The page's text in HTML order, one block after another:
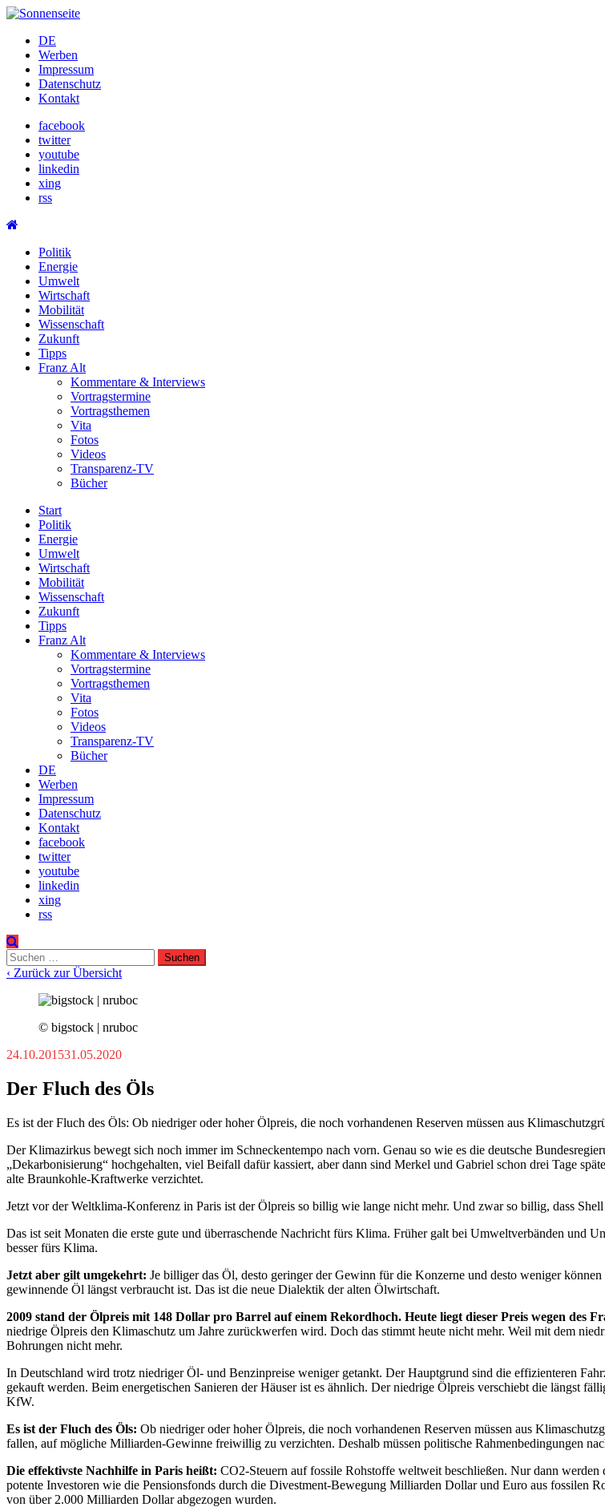
Skip
contentDE
Werben
Impressum
Datenschutz
Kontakt
facebook
twitter
youtube
linkedin
xing
rss
Politik
Energie
Umwelt
Wirtschaft
Mobilität
Wissenschaft
Zukunft
Tipps
Franz Alt
Kommentare & Interviews
Vortragstermine
Vortragsthemen
Vita
Fotos
Videos
Transparenz-TV
Bücher
Start
Politik
Energie
Umwelt
Wirtschaft
Mobilität
Wissenschaft
Zukunft
Tipps
Franz Alt
Kommentare & Interviews
Vortragstermine
Vortragsthemen
Vita
Fotos
Videos
Transparenz-TV
Bücher
DE
Werben
Impressum
Datenschutz
Kontakt
facebook
twitter
youtube
linkedin
xing
rss
Suchen
nach:
‹ Zurück zur Übersicht
© bigstock | nruboc
24.10.201531.05.2020
Der Fluch des Öls
Es ist der Fluch des Öls: Ob niedriger oder hoher Ölpreis, die noch vorhandenen Reserven müssen aus
Der Klimazirkus bewegt sich noch immer im Schneckentempo nach vorn. Genau so wie es die deutsche
„Dekarbonisierung“ hochgehalten, viel Beifall dafür kassiert, aber dann sind Merkel und Gabriel schon drei Tage
alte Braunkohle-Kraftwerke verzichtet.
Jetzt vor der Weltklima-Konferenz in Paris ist der Ölpreis so billig wie lange nicht mehr. Und zwar so billig, dass
Das ist seit Monaten die erste gute und überraschende Nachricht fürs Klima. Früher galt bei Umweltverbänden und
besser fürs Klima.
Jetzt aber gilt umgekehrt: Je billiger das Öl, desto geringer der Gewinn für die Konzerne und desto weniger
gewinnende Öl längst verbraucht ist. Das ist die neue Dialektik der alten Ölwirtschaft.
2009 stand der Ölpreis mit 148 Dollar pro Barrel auf einem Rekordhoch. Heute liegt dieser Preis wegen des
niedrige Ölpreis den Klimaschutz um Jahre zurückwerfen wird. Doch das stimmt heute nicht mehr. Weil mit dem
Bohrungen nicht mehr.
In Deutschland wird trotz niedriger Öl- und Benzinpreise weniger getankt. Der Hauptgrund sind die effizienteren
gekauft werden. Beim energetischen Sanieren der Häuser ist es ähnlich. Der niedrige Ölpreis verschiebt die längst
KfW.
Es ist der Fluch des Öls: Ob niedriger oder hoher Ölpreis, die noch vorhandenen Reserven müssen aus
fallen, auf mögliche Milliarden-Gewinne freiwillig zu verzichten. Deshalb müssen politische Rahmenbedingungen
Die effektivste Nachhilfe in Paris heißt: CO2-Steuern auf fossile Rohstoffe weltweit beschließen. Nur dann
potente Investoren wie die Pensionsfonds durch die Divestment-Bewegung Milliarden Dollar und Euro aus fossilen
von über 2.000 Milliarden Dollar abgezogen wurden.